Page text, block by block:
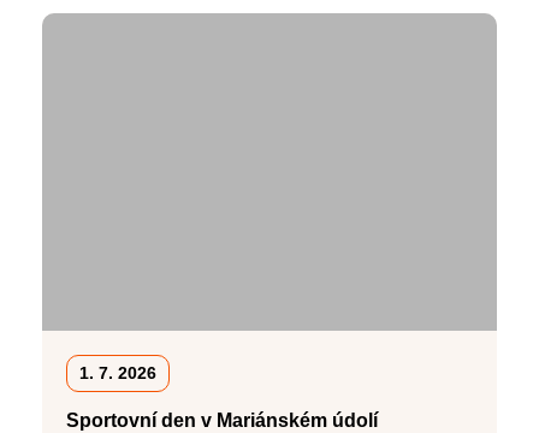
1. 7. 2026
Sportovní den v Mariánském údolí